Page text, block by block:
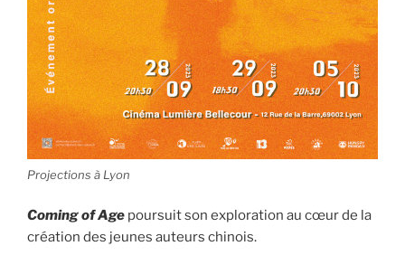
Projections à Lyon
Coming of Age poursuit son exploration au cœur de la
création des jeunes auteurs chinois.